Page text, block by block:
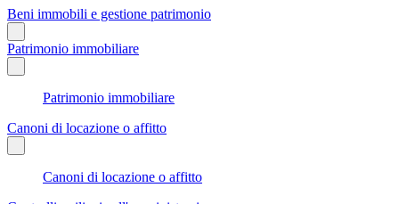
Beni immobili e gestione patrimonio
Patrimonio immobiliare
Patrimonio immobiliare
Canoni di locazione o affitto
Canoni di locazione o affitto